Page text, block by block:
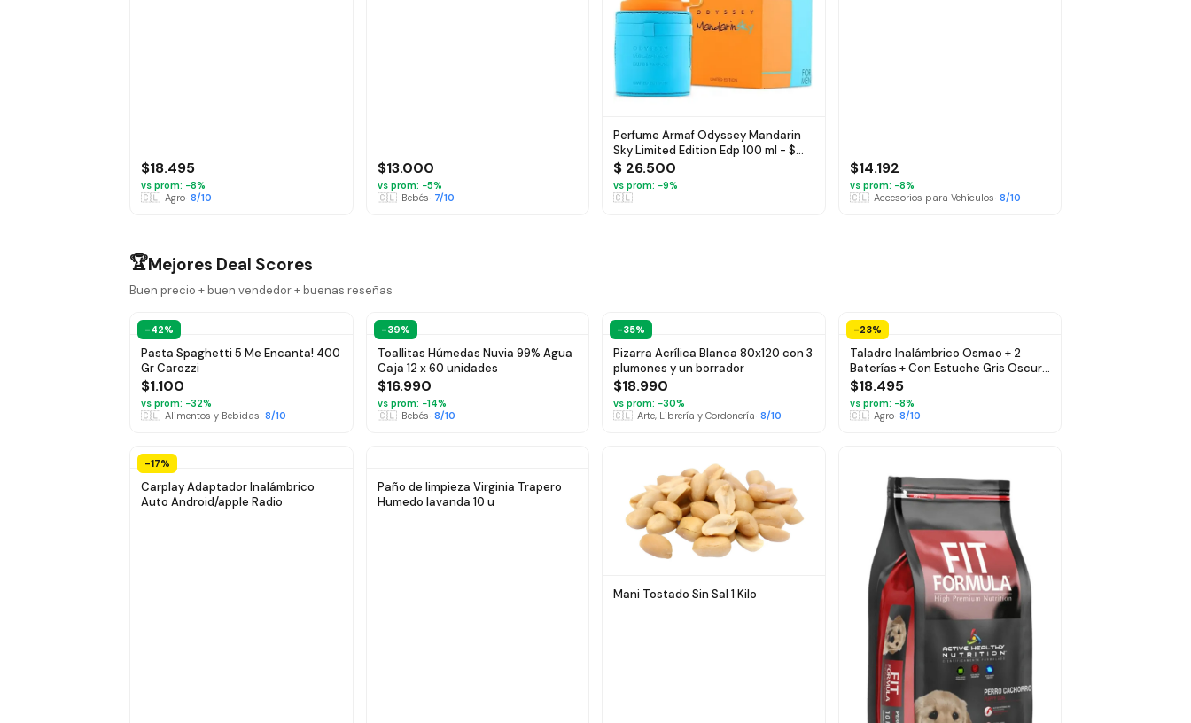
$18.495
vs prom: −8%
🇨🇱· Agro· 8/10
$13.000
vs prom: −5%
🇨🇱· Bebés· 7/10
Perfume Armaf Odyssey Mandarin
Sky Limited Edition Edp 100 ml - $
26.500
$ 26.500
vs prom: −9%
🇨🇱
$14.192
vs prom: −8%
🇨🇱· Accesorios para Vehículos· 8/10
🏆Mejores Deal Scores
Buen precio + buen vendedor + buenas reseñas
-42%
Pasta Spaghetti 5 Me Encanta! 400
Gr Carozzi
$1.100
vs prom: −32%
🇨🇱· Alimentos y Bebidas· 8/10
-39%
Toallitas Húmedas Nuvia 99% Agua
Caja 12 x 60 unidades
$16.990
vs prom: −14%
🇨🇱· Bebés· 8/10
-35%
Pizarra Acrílica Blanca 80x120 con 3
plumones y un borrador
$18.990
vs prom: −30%
🇨🇱· Arte, Librería y Cordonería· 8/10
-23%
Taladro Inalámbrico Osmao + 2
Baterías + Con Estuche Gris Oscuro
50
$18.495
vs prom: −8%
🇨🇱· Agro· 8/10
-17%
Carplay Adaptador Inalámbrico
Auto Android/apple Radio
Paño de limpieza Virginia Trapero
Humedo lavanda 10 u
Mani Tostado Sin Sal 1 Kilo